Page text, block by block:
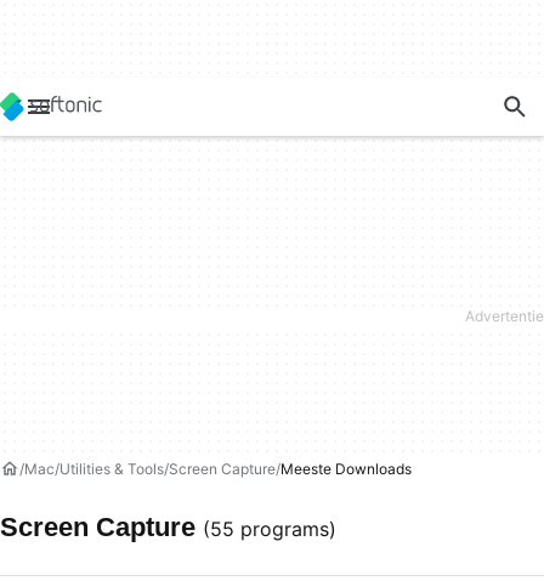
Mac Utilities & Tools Screen Capture Meeste Downloads
Screen Capture (55 programs)